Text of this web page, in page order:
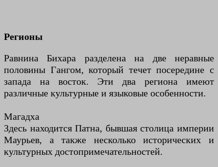
Регионы
Равнина Бихара разделена на две неравные
половины Гангом, который течет посередине с
запада на восток. Эти два региона имеют
различные культурные и языковые особенности.
Магадха
Здесь находится Патна, бывшая столица империи
Маурьев, а также несколько исторических и
культурных достопримечательностей.